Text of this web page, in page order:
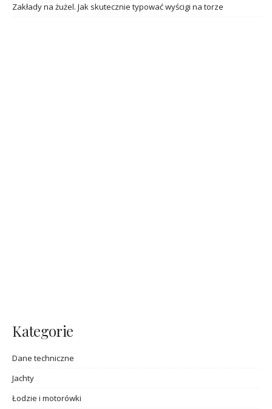
Zakłady na żużel. Jak skutecznie typować wyścigi na torze
Kategorie
Dane techniczne
Jachty
Łodzie i motorówki